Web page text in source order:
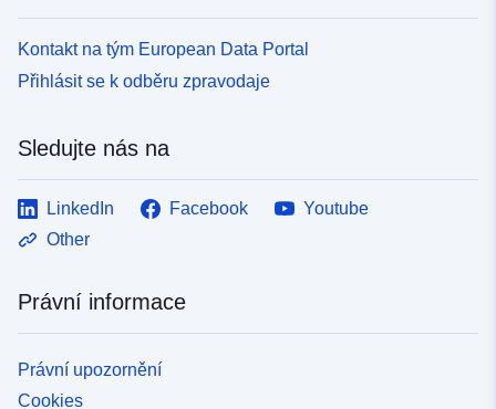
Kontakt na tým European Data Portal
Přihlásit se k odběru zpravodaje
Sledujte nás na
LinkedIn Facebook
Youtube
Other
Právní informace
Právní upozornění
Cookies